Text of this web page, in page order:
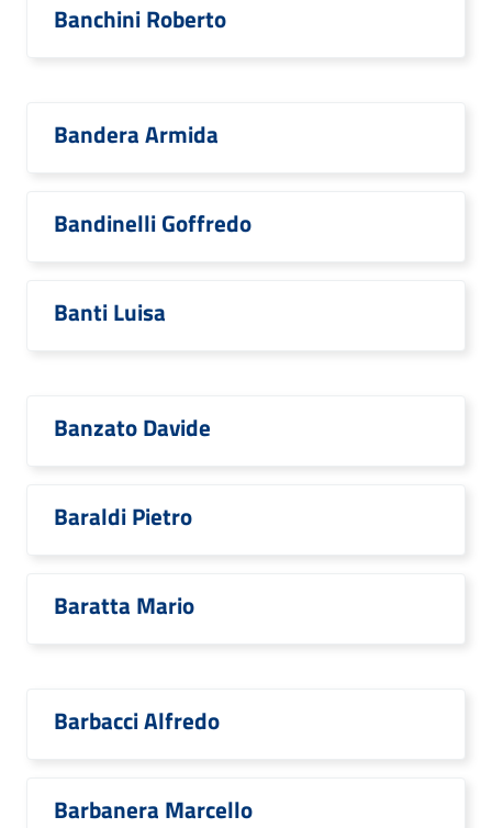
Banchini Roberto
Bandera Armida
Bandinelli Goffredo
Banti Luisa
Banzato Davide
Baraldi Pietro
Baratta Mario
Barbacci Alfredo
Barbanera Marcello